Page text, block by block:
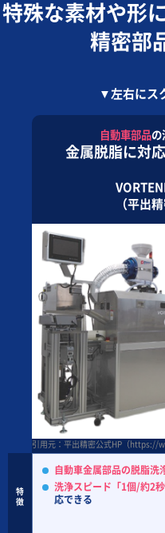
特殊な素材や形
精密部
▼左右にス
自動車部品の
金属脱脂に対
（平出精
引用元：平出精密公式HP（
特
徴
自動車金属部品の脱脂洗
洗浄スピード「1個/約2秒
応できる